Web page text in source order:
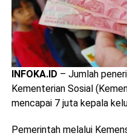
INFOKA.ID – Jumlah
Kementerian Sosial
mencapai 7 juta kepala
Pemerintah melalui